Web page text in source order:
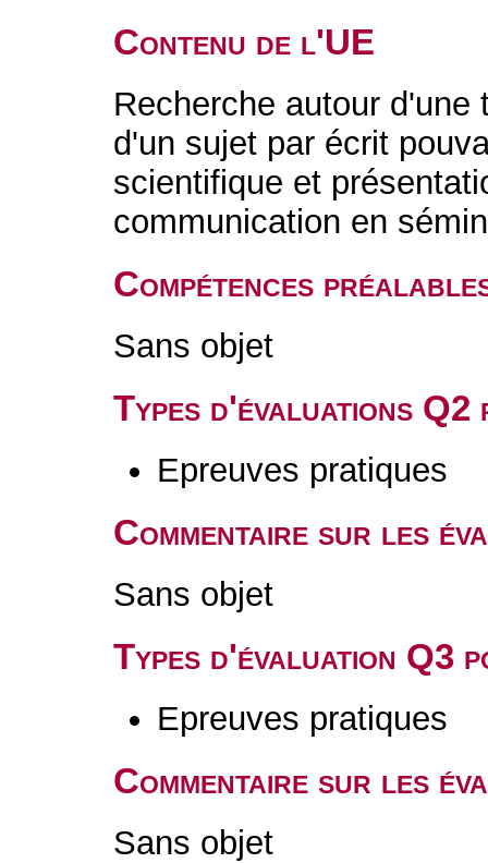
Contenu de l'UE
Recherche autour
d'un sujet par écrit
scientifique et
communication en
Compétences
Sans objet
Types d'évaluations
Epreuves pratiques
Commentaire sur les
Sans objet
Types d'évaluation Q3
Epreuves pratiques
Commentaire sur les
Sans objet